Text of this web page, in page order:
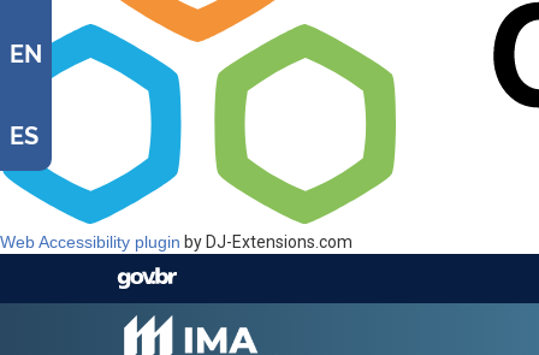
Web Accessibility plugin by DJ-Extensions.com
EN
ES